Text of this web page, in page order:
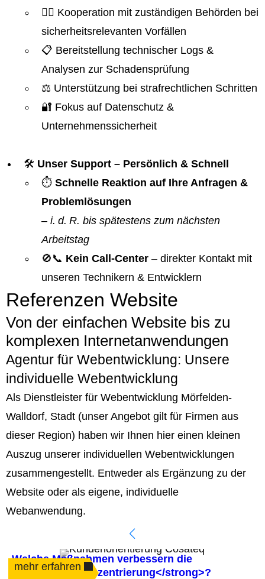
👮‍♂️ Kooperation mit zuständigen Behörden bei
sicherheitsrelevanten Vorfällen
📋 Bereitstellung technischer Logs &
Analysen zur Schadensprüfung
⚖️ Unterstützung bei strafrechtlichen Schritten
🔐 Fokus auf Datenschutz &
Unternehmenssicherheit
🛠️ Unser Support – Persönlich & Schnell
⏱️ Schnelle Reaktion auf Ihre Anfragen &
Problemlösungen
– i. d. R. bis spätestens zum nächsten
Arbeitstag
🚫📞 Kein Call-Center – direkter Kontakt mit
unseren Technikern & Entwicklern
Referenzen Website
Von der einfachen Website bis zu
komplexen Internetanwendungen
Agentur für Webentwicklung: Unsere
individuelle Webentwicklung
Als Dienstleister für Webentwicklung Mörfelden-
Walldorf, Stadt (unser Angebot gilt für Firmen aus
dieser Region) haben wir Ihnen hier einen kleinen
Auszug unserer individuellen Webentwicklungen
zusammengestellt. Entweder als Ergänzung zu der
Website oder als eigene, individuelle
Webanwendung.
Welche Maßnahmen verbessern die
<strong>Kundenzentrierung</strong>?
mehr erfahren